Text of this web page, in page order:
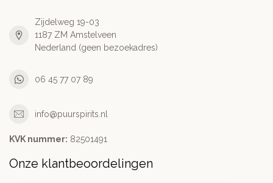
Zijdelweg 19-03
1187 ZM Amstelveen
Nederland (geen bezoekadres)
06 45 77 07 89
info@puurspirits.nl
KVK nummer: 82501491
Onze klantbeoordelingen